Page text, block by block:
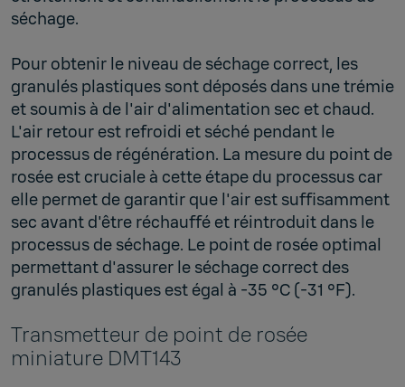
séchage.
Pour obtenir le niveau de séchage correct, les
granulés plastiques sont déposés dans une trémie
et soumis à de l'air d'alimentation sec et chaud.
L'air retour est refroidi et séché pendant le
processus de régénération. La mesure du point de
rosée est cruciale à cette étape du processus car
elle permet de garantir que l'air est suffisamment
sec avant d'être réchauffé et réintroduit dans le
processus de séchage. Le point de rosée optimal
permettant d'assurer le séchage correct des
granulés plastiques est égal à -35 °C (-31 °F).
Transmetteur de point de rosée
miniature DMT143